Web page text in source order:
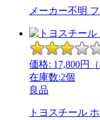
メーカー不明
価格: 17,800円（
在庫数:2個
良品
トヨスチール